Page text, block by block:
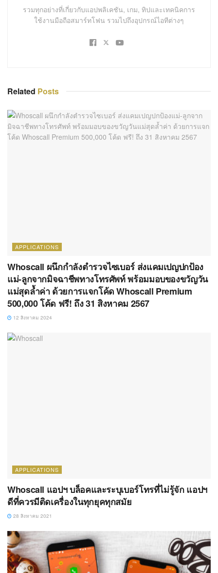
รวมทุกอย่างที่เกี่ยวกับแอปพลิเคชัน, เกม, ทิปและเทคนิคการ
ใช้งานมือถือสมาร์ทโฟน รวมไปถึงอุปกรณ์ไอทีต่างๆ
Related Posts
APPLICATIONS
Whoscall ผนึกกำลังตำรวจไซเบอร์ ส่งแคมเปญปกป้อง
แม่-ลูกจากมิจฉาชีพทางโทรศัพท์ พร้อมมอบของขวัญวัน
แม่สุดล้ำค่า ด้วยการแจกโค้ด Whoscall Premium
500,000 โค้ด ฟรี! ถึง 31 สิงหาคม 2567
12 สิงหาคม 2024
APPLICATIONS
Whoscall แอปฯ บล็อคและระบุเบอร์โทรที่ไม่รู้จัก แอปฯ
ดีที่ควรมีติดเครื่องในทุกยุคทุกสมัย
28 สิงหาคม 2021